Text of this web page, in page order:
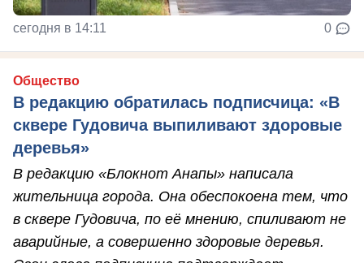
сегодня в 14:11 0
Общество
В редакцию обратилась подписчица: «В
сквере Гудовича выпиливают здоровые
деревья»
В редакцию «Блокнот Анапы» написала
жительница города. Она обеспокоена тем, что
в сквере Гудовича, по её мнению, спиливают не
аварийные, а совершенно здоровые деревья.